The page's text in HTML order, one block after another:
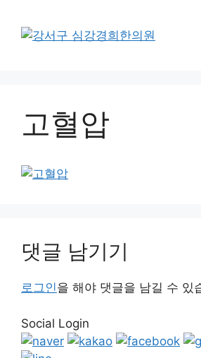
고혈압
댓글 남기기
로그인을 해야 댓글을 남길 수 있
Social Login